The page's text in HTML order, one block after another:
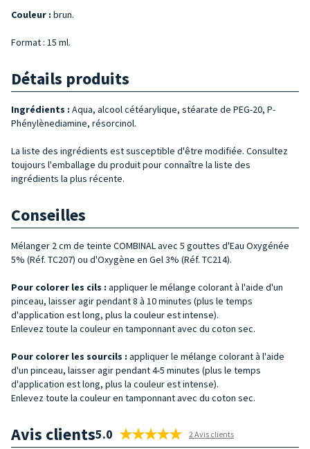
Couleur : brun.
Format : 15 ml.
Détails produits
Ingrédients : Aqua, alcool cétéarylique, stéarate de PEG-20, P-
Phénylènediamine, résorcinol.
La liste des ingrédients est susceptible d'être modifiée. Consultez
toujours l'emballage du produit pour connaître la liste des
ingrédients la plus récente.
Conseilles
Mélanger 2 cm de teinte COMBINAL avec 5 gouttes d'Eau Oxygénée
5% (Réf. TC207) ou d'Oxygène en Gel 3% (Réf. TC214).
Pour colorer les cils : appliquer le mélange colorant à l'aide d'un
pinceau, laisser agir pendant 8 à 10 minutes (plus le temps
d'application est long, plus la couleur est intense).
Enlevez toute la couleur en tamponnant avec du coton sec.
Pour colorer les sourcils : appliquer le mélange colorant à l'aide
d'un pinceau, laisser agir pendant 4-5 minutes (plus le temps
d'application est long, plus la couleur est intense).
Enlevez toute la couleur en tamponnant avec du coton sec.
Avis clients5.0 2 Avis clients